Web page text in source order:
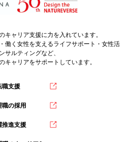
キャリア支援に力を入れています。
働く女性を支えるライフサポート・女性活
サルティングなど、
キャリアをサポートしています。
職支援
の採用
進支援